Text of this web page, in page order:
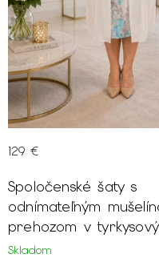
Spoločenské šaty s
odnímateľným
prehozom v
Skladom
129 €